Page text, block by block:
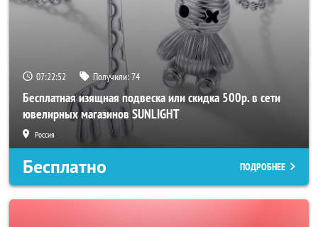
07:22:51 Получили:74
Бесплатная изящная подвеска или скидка 500р. в сети
ювелирных магазинов SUNLIGHT
Россия
Бесплатно ПОДРОБНЕЕ